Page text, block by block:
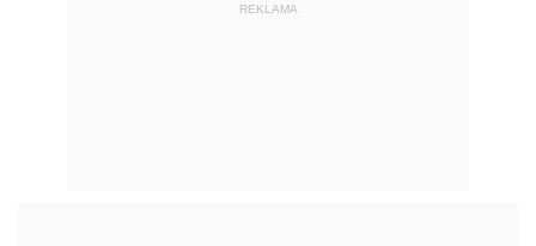
REKLAMA